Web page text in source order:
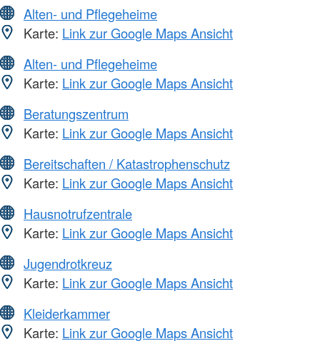
Alten- und Pflegeheime
Karte: Link zur Google Maps Ansicht
Alten- und Pflegeheime
Karte: Link zur Google Maps Ansicht
Beratungszentrum
Karte: Link zur Google Maps Ansicht
Bereitschaften / Katastrophenschutz
Karte: Link zur Google Maps Ansicht
Hausnotrufzentrale
Karte: Link zur Google Maps Ansicht
Jugendrotkreuz
Karte: Link zur Google Maps Ansicht
Kleiderkammer
Karte: Link zur Google Maps Ansicht